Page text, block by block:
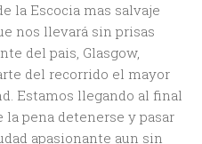
la Escocia mas salvaje
nos llevará sin prisas
del pais, Glasgow,
del recorrido el mayor
Estamos llegando al final
pena detenerse y pasar
apasionante aun sin